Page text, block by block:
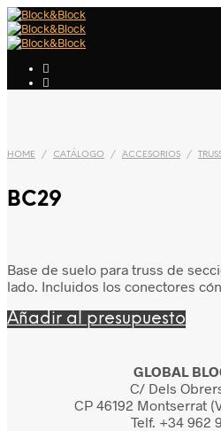
HOME / CATÁLOGO / ACCESORIOS /
BC29
Base de suelo para truss de
lado. Incluidos los conectores
Añadir al presupuesto
GLOBAL
C/ Dels
CP 46192 Montserrat
Telf. +34 962